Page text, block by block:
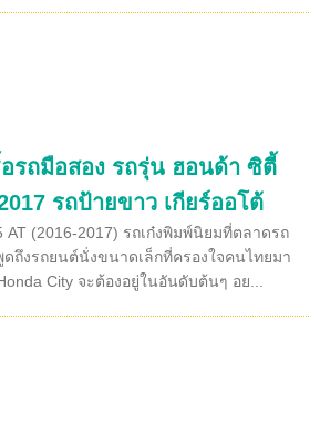
รถมือสอง รถรุ่น ฮอนด้า ซิตี้
รถป้ายขาว เกียร์ออโต้
AT (2016-2017) รถเก๋งพิมพ์นิยมที่ตลาดรถ
ดถึงรถยนต์นั่งขนาดเล็กที่ครองใจคนไทยมา
City จะต้องอยู่ในอันดับต้นๆ อย...